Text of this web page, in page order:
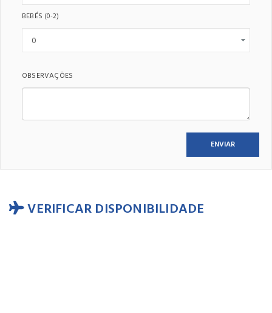
BEBÉS (0-2)
OBSERVAÇÕES
VERIFICAR DISPONIBILIDADE